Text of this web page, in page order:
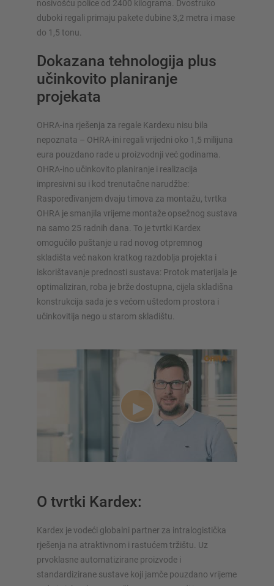
nosivošću police od 2400 kilograma. Dvostruko
duboki regali primaju pakete dubine 3,2 metra i mase
do 1,5 tonu.
Dokazana tehnologija plus
učinkovito planiranje
projekata
OHRA-ina rješenja za regale Kardexu nisu bila
nepoznata – OHRA-ini regali vrijedni oko 1,5 milijuna
eura pouzdano rade u proizvodnji već godinama.
OHRA-ino učinkovito planiranje i realizacija
impresivni su i kod trenutačne narudžbe:
Raspoređivanjem dvaju timova za montažu, tvrtka
OHRA je smanjila vrijeme montaže opsežnog sustava
na samo 25 radnih dana. To je tvrtki Kardex
omogućilo puštanje u rad novog otpremnog
skladišta već nakon kratkog razdoblja projekta i
iskorištavanje prednosti sustava: Protok materijala je
optimaliziran, roba je brže dostupna, cijela skladišna
konstrukcija sada je s većom uštedom prostora i
učinkovitija nego u starom skladištu.
O tvrtki Kardex:
Kardex je vodeći globalni partner za intralogistička
rješenja na atraktivnom i rastućem tržištu. Uz
prvoklasne automatizirane proizvode i
standardizirane sustave koji jamče pouzdano vrijeme